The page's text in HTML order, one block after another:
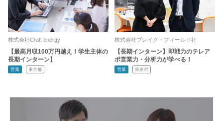
株式会社Craft energy
【最高月収100万円越え！学生主体の
長期インターン】
営業 東京都
株式会社ブレイク・フィールド社
【長期インターン】即戦力のテレア
ポ営業力・分析力が学べる！
営業 東京都